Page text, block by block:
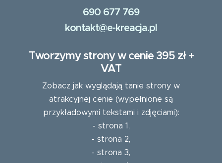
690 677 769
kontakt@e-kreacja.pl
Tworzymy strony w cenie 395 zł +
VAT
Zobacz jak wyglądają tanie strony w
atrakcyjnej cenie (wypełnione są
przykładowymi tekstami i zdjęciami):
- strona 1 ,
- strona 2,
- strona 3,